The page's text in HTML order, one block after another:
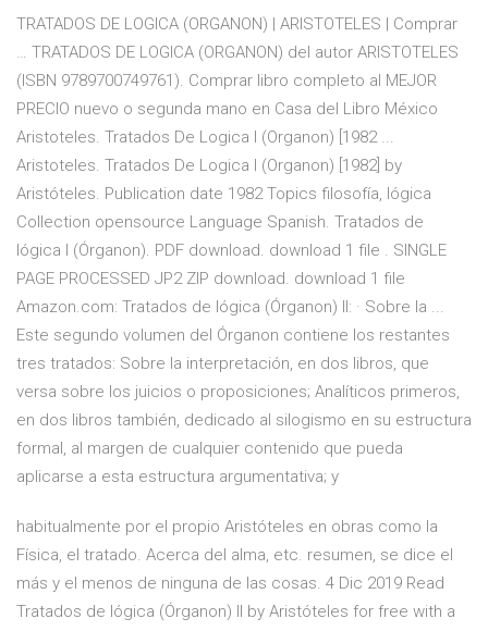
TRATADOS DE LOGICA (ORGANON) | ARISTOTELES | Comprar
… TRATADOS DE LOGICA (ORGANON) del autor ARISTOTELES
(ISBN 9789700749761). Comprar libro completo al MEJOR
PRECIO nuevo o segunda mano en Casa del Libro México
Aristoteles. Tratados De Logica I (Organon) [1982 ...
Aristoteles. Tratados De Logica I (Organon) [1982] by
Aristóteles. Publication date 1982 Topics filosofía, lógica
Collection opensource Language Spanish. Tratados de
lógica I (Órganon). PDF download. download 1 file . SINGLE
PAGE PROCESSED JP2 ZIP download. download 1 file
Amazon.com: Tratados de lógica (Órganon) II: · Sobre la ...
Este segundo volumen del Órganon contiene los restantes
tres tratados: Sobre la interpretación, en dos libros, que
versa sobre los juicios o proposiciones; Analíticos primeros,
en dos libros también, dedicado al silogismo en su estructura
formal, al margen de cualquier contenido que pueda
aplicarse a esta estructura argumentativa; y
habitualmente por el propio Aristóteles en obras como la
Física, el tratado. Acerca del alma, etc. resumen, se dice el
más y el menos de ninguna de las cosas. 4 Dic 2019 Read
Tratados de lógica (Órganon) II by Aristóteles for free with a